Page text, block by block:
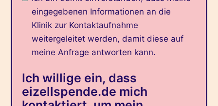
eingegebenen Informationen an die
Klinik zur Kontaktaufnahme
weitergeleitet werden, damit diese auf
meine Anfrage antworten kann.
Ich willige ein, dass
eizellspende.de mich